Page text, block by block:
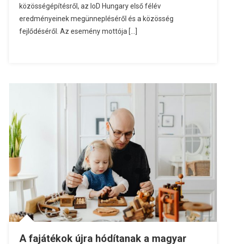
közösségépítésről, az IoD Hungary első félév
eredményeinek megünnepléséről és a közösség
fejlődéséről. Az esemény mottója […]
A fajátékok újra hódítanak a magyar